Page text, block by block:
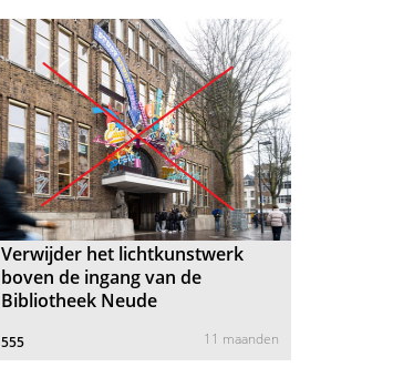
Verwijder het lichtkunstwerk
boven de ingang van de
Bibliotheek Neude
555 11 maanden